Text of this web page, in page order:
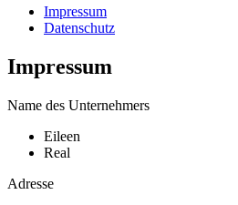
Impressum
Datenschutz
Impressum
Name des Unternehmers
Eileen
Real
Adresse